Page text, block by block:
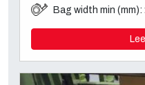
Bag width min (mm):